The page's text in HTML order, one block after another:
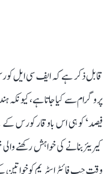
قابل ذکر ہے کہ ایف سی ایل
پروگرام سے کیا جاتا ہے،
فیصد‘ کو ہی اس باوقار کورس کے
کیریئر بنانے کی خواہش رکھنے